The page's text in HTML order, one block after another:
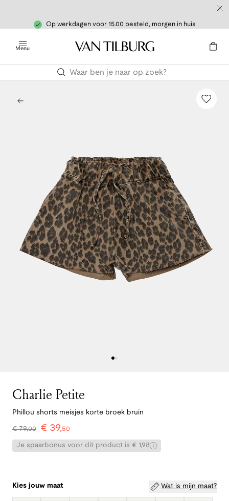
Op werkdagen voor 15.00 besteld, morgen in huis
Menu
Charlie Petite
Phillou shorts meisjes korte broek bruin
€79,00 € 39,50
Je spaarbonus voor dit product is € 1,98
Kies jouw maat Wat is mijn maat?